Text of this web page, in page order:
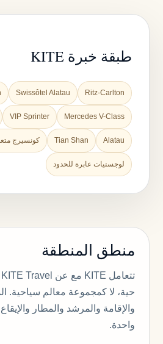
طبقة خبرة KITE
Ritz-Carlton
Swissôtel Alatau
Mercedes V-Class
VIP Sprinter
Alatau
Tian Shan كونسيرج
لوجستيات عابرة للحدود
منطق المنطقة
حية، لا كمجموعة معالم سياحية.
والإقامة والمرشد والمطار
واحدة.